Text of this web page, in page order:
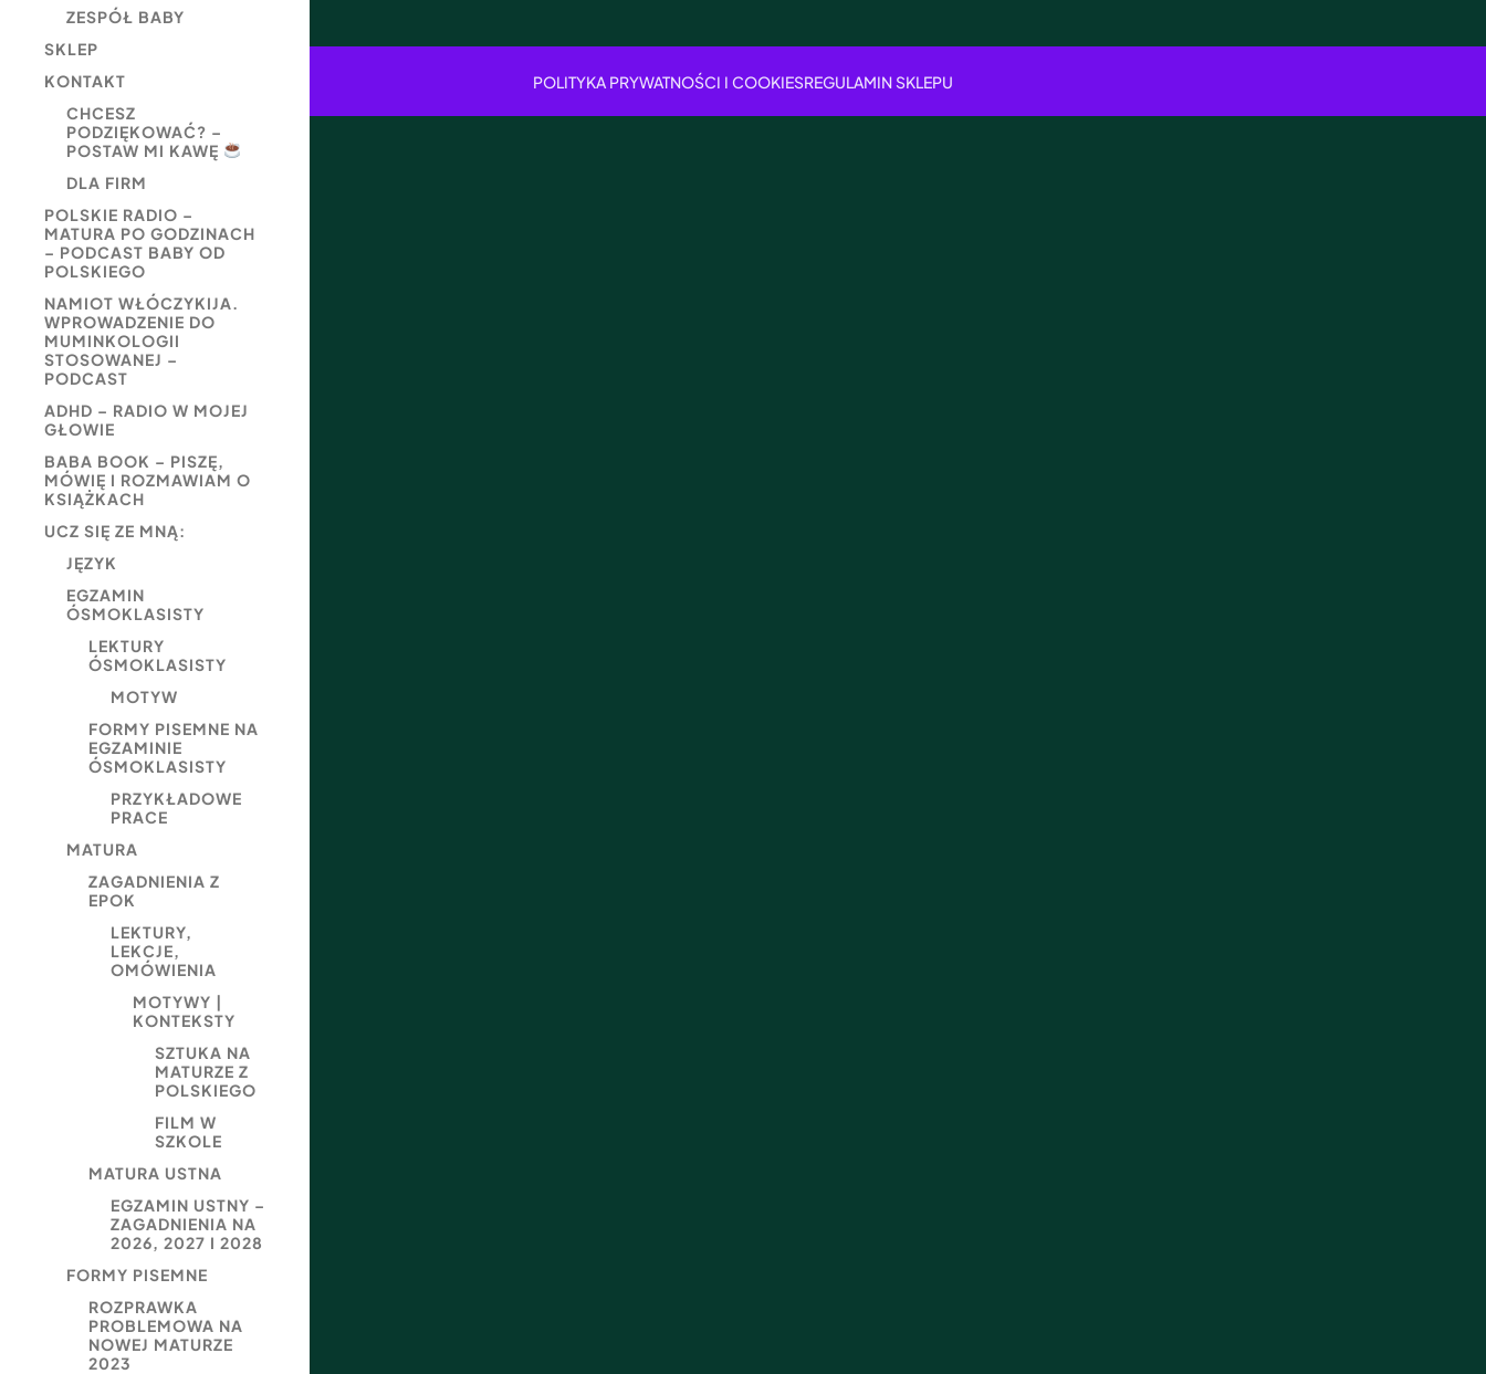
ZESPÓŁ BABY
SKLEP
KONTAKT
CHCESZ
PODZIĘKOWAĆ? –
POSTAW MI KAWĘ
DLA FIRM
POLSKIE RADIO –
MATURA PO GODZINACH
– PODCAST BABY OD
POLSKIEGO
NAMIOT WŁÓCZYKIJA.
WPROWADZENIE DO
MUMINKOLOGII
STOSOWANEJ –
PODCAST
ADHD – RADIO W MOJEJ
GŁOWIE
BABA BOOK – PISZĘ,
MÓWIĘ I ROZMAWIAM O
KSIĄŻKACH
UCZ SIĘ ZE MNĄ:
JĘZYK
EGZAMIN
ÓSMOKLASISTY
LEKTURY
ÓSMOKLASISTY
MOTYW
FORMY PISEMNE NA
EGZAMINIE
ÓSMOKLASISTY
PRZYKŁADOWE
PRACE
MATURA
ZAGADNIENIA Z
EPOK
LEKTURY,
LEKCJE,
OMÓWIENIA
MOTYWY |
KONTEKSTY
SZTUKA NA
MATURZE Z
POLSKIEGO
FILM W
SZKOLE
MATURA USTNA
EGZAMIN USTNY –
ZAGADNIENIA NA
2026, 2027 I 2028
FORMY PISEMNE
ROZPRAWKA
PROBLEMOWA NA
NOWEJ MATURZE
2023
POLITYKA PRYWATNOŚCI I COOKIESREGULAMIN SKLEPU